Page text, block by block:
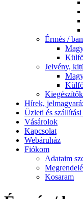
Érmés /
Jelvény,
Kiegészítők
Hírek,
Üzleti és
Vásárolok
Kapcsolat
Webáruház
Fiókom
Adataim
Kosaram